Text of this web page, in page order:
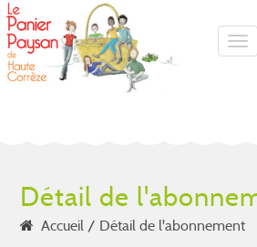
Détail de
Accueil Détail de l'abonnement